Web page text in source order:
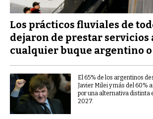
Los prácticos fluviales de
dejaron de prestar servicios
cualquier buque argentino
El 65% de los argentinos
Javier Milei y más del 60%
por una alternativa distinta
2027.